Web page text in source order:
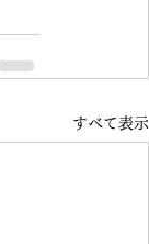
すべて表示